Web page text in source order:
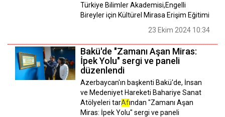
Türkiye Bilimler Akademisi,Engelli
Bireyler için Kültürel Mirasa Erişim Eğitimi
23 Ekim 2024 10:34
Bakü'de "Zamanı Aşan Miras:
İpek Yolu" sergi ve paneli
düzenlendi
Azerbaycan'ın başkenti Bakü'de, İnsan
ve Medeniyet Hareketi Bahariye Sanat
Atölyeleri tarAfından "Zamanı Aşan
Miras: İpek Yolu" sergi ve paneli